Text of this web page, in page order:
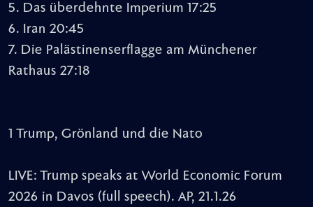
5. Das überdehnte Imperium 17:25
6. Iran 20:45
7. Die Palästinenserflagge am Münchener
Rathaus 27:18
1 Trump, Grönland und die Nato
LIVE: Trump speaks at World Economic Forum
2026 in Davos (full speech). AP, 21.1.26